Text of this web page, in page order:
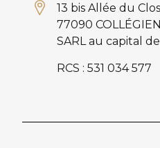
13 bis Allée du
77090
SARL au capital
RCS : 531 034 577